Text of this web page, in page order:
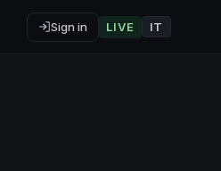
Sign in LIVE IT